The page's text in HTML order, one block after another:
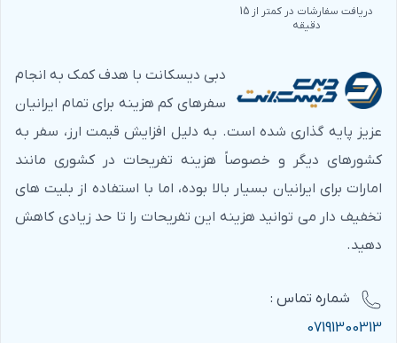
دریافت سفارشات در کمتر از 15
دقیقه
دبی دیسکانت با هدف کمک به انجام
سفرهای کم هزینه برای تمام ایرانیان
عزیز پایه گذاری شده است. به دلیل افزایش قیمت ارز، سفر به
کشورهای دیگر و خصوصاً هزینه تفریحات در کشوری مانند
امارات برای ایرانیان بسیار بالا بوده، اما با استفاده از بلیت های
تخفیف دار می توانید هزینه این تفریحات را تا حد زیادی کاهش
دهید.
شماره‌ تماس :
07191300313